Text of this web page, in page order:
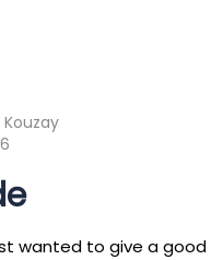
Kouzay
wanted to give a good